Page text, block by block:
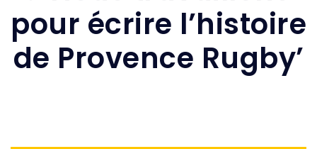
pour écrire l’histoire
de Provence Rugby’